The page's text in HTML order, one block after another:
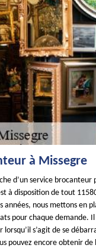
à Missegre
d’un service brocanteur
à disposition de tout
années, nous mettons en
pour chaque demande.
s’agit de se
pouvez encore obtenir de